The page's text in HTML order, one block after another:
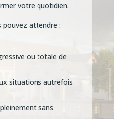
votre quotidien.
pouvez attendre :
ou totale de
situations autrefois
sans